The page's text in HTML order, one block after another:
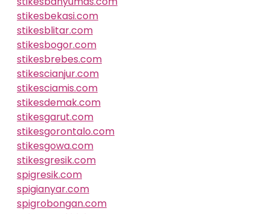
stikesbekasi.com
stikesblitar.com
stikesbogor.com
stikesbrebes.com
stikescianjur.com
stikesciamis.com
stikesdemak.com
stikesgarut.com
stikesgorontalo.com
stikesgowa.com
stikesgresik.com
spigresik.com
spigianyar.com
spigrobongan.com